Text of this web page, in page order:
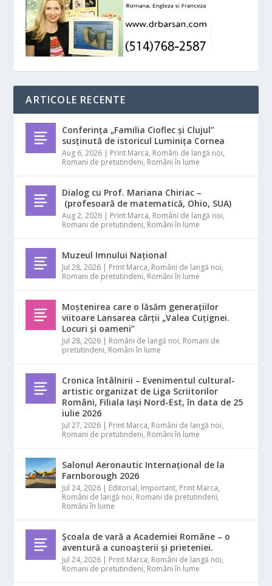
ARTICOLE RECENTE
Conferința „Familia Cioflec și Clujul”
susținută de istoricul Luminița Cornea
Aug 6, 2026 | Print Marca, Români de langă noi,
Romani de pretutindeni, Români în lume
Dialog cu Prof. Mariana Chiriac –
(profesoară de matematică, Ohio, SUA)
Aug 2, 2026 | Print Marca, Români de langă noi,
Romani de pretutindeni, Români în lume
Muzeul Imnului Național
Jul 28, 2026 | Print Marca, Români de langă noi,
Romani de pretutindeni, Români în lume
Moștenirea care o lăsăm generațiilor
viitoare Lansarea cărții „Valea Cuțignei.
Locuri și oameni”
Jul 28, 2026 | Români de langă noi, Romani de
pretutindeni, Români în lume
Cronica întâlnirii – Evenimentul cultural-
artistic organizat de Liga Scriitorilor
Români, Filiala Iași Nord-Est, în data de 25
iulie 2026
Jul 27, 2026 | Print Marca, Români de langă noi,
Romani de pretutindeni, Români în lume
Salonul Aeronautic Internațional de la
Farnborough 2026
Jul 24, 2026 | Editorial, Important, Print Marca,
Români de langă noi, Romani de pretutindeni,
Români în lume
Școala de vară a Academiei Române – o
aventură a cunoașterii și prieteniei.
Jul 24, 2026 | Print Marca, Români de langă noi,
Romani de pretutindeni, Români în lume